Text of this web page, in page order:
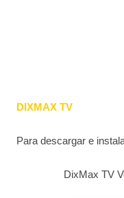
DIXMAX TV
Para descargar e
DixMax TV